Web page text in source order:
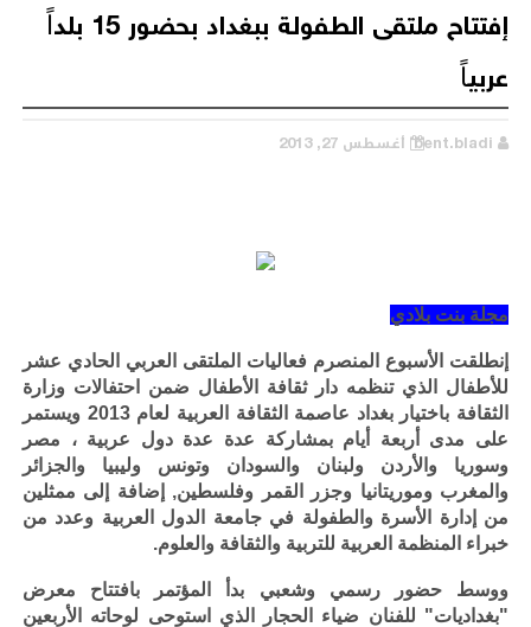
إفتتاح ملتقى الطفولة ببغداد بحضور 15 بلداً
عربياً
bent.bladi أغسطس 27, 2013
مجلة بنت بلادي
إنطلقت الأسبوع المنصرم فعاليات الملتقى العربي الحادي عشر
للأطفال الذي تنظمه دار ثقافة الأطفال ضمن احتفالات وزارة
الثقافة باختيار بغداد عاصمة الثقافة العربية لعام 2013 ويستمر
على مدى أربعة أيام بمشاركة عدة عدة دول عربية ، مصر
وسوريا والأردن ولبنان والسودان وتونس وليبيا والجزائر
والمغرب وموريتانيا وجزر القمر وفلسطين, إضافة إلى ممثلين
من إدارة الأسرة والطفولة في جامعة الدول العربية وعدد من
خبراء المنظمة العربية للتربية والثقافة والعلوم.
ووسط حضور رسمي وشعبي بدأ المؤتمر بافتتاح معرض
"بغداديات" للفنان ضياء الحجار الذي استوحى لوحاته الأربعين